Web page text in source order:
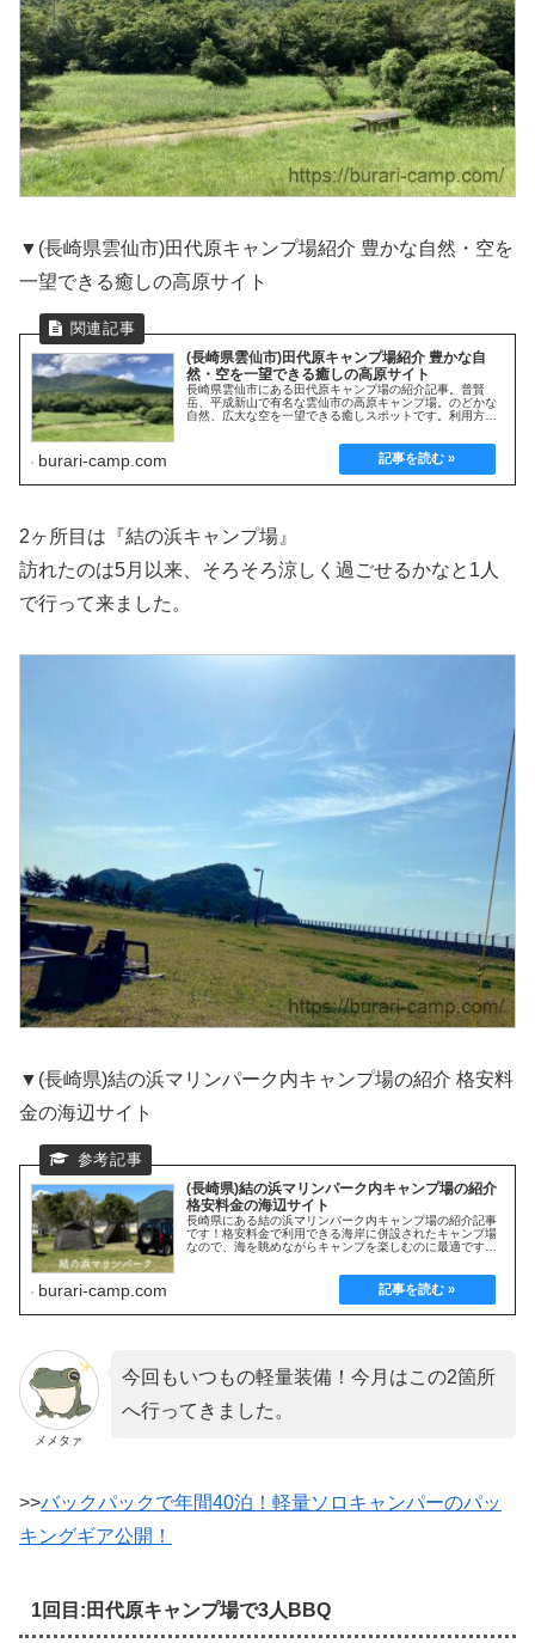
▼(長崎県雲仙市)田代原キャンプ場紹介 豊かな自然・空を
一望できる癒しの高原サイト
(長崎県雲仙市)田代原キャンプ場紹介 豊かな自
然・空を一望できる癒しの高原サイト
長崎県雲仙市にある田代原キャンプ場の紹介記事。普賢
岳、平成新山で有名な雲仙市の高原キャンプ場。のどかな
自然、広大な空を一望できる癒しスポットです。利用方法
burari-camp.com
2ヶ所目は『結の浜キャンプ場』
訪れたのは5月以来、そろそろ涼しく過ごせるかなと1人
で行って来ました。
▼(長崎県)結の浜マリンパーク内キャンプ場の紹介 格安料
金の海辺サイト
(長崎県)結の浜マリンパーク内キャンプ場の紹介
格安料金の海辺サイト
長崎県にある結の浜マリンパーク内キャンプ場の紹介記事
です！格安料金で利用できる海岸に併設されたキャンプ場
なので、海を眺めながらキャンプを楽しむのに最適です。
burari-camp.com
メメタァ
今回もいつもの軽量装備！今月はこの2箇所
へ行ってきました。
>>バックパックで年間40泊！軽量ソロキャンパーのパッ
キングギア公開！
1回目:田代原キャンプ場で3人BBQ